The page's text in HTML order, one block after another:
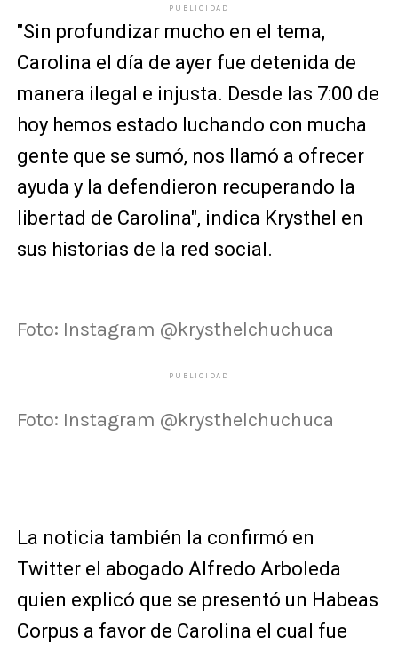
PUBLICIDAD
"Sin profundizar mucho en el tema,
Carolina el día de ayer fue detenida de
manera ilegal e injusta. Desde las 7:00 de
hoy hemos estado luchando con mucha
gente que se sumó, nos llamó a ofrecer
ayuda y la defendieron recuperando la
libertad de Carolina", indica Krysthel en
sus historias de la red social.
Foto: Instagram @krysthelchuchuca
PUBLICIDAD
Foto: Instagram @krysthelchuchuca
La noticia también la confirmó en
Twitter el abogado Alfredo Arboleda
quien explicó que se presentó un Habeas
Corpus a favor de Carolina el cual fue